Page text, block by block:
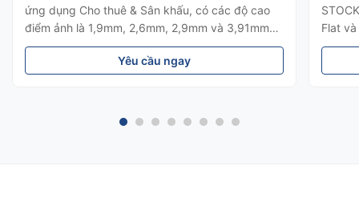
ứng dụng Cho thuê & Sân khấu, có các độ cao
điểm ảnh là 1,9mm, 2,6mm, 2,9mm và 3,91mm
tùy chọn. Mô-đun từ tính và thiết kế bộ nguồn
mô-đun rất dễ dàng cho việc bảo trì trang web.
Yêu cầu ngay
Flat
việc